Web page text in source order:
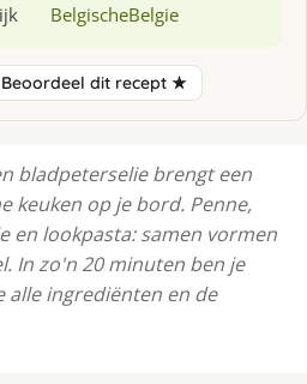
BelgischeBelgie
Beoordeel dit recept ★
bladpeterselie brengt een
keuken op je bord. Penne,
en lookpasta: samen vormen
In zo'n 20 minuten ben je
alle ingrediënten en de